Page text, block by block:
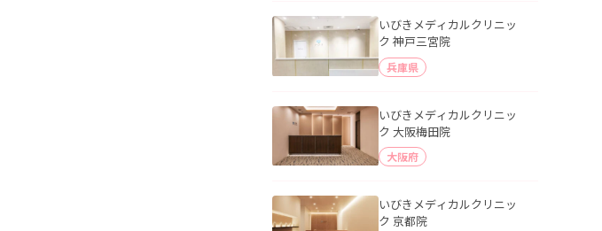
いびきメディカルクリニッ
ク 神戸三宮院
兵庫県
いびきメディカルクリニッ
ク 大阪梅田院
大阪府
いびきメディカルクリニッ
ク 京都院